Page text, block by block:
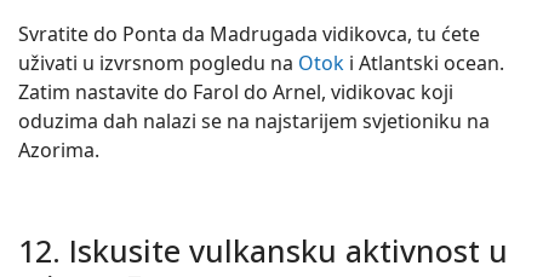
Svratite do Ponta da Madrugada vidikovca, tu ćete
uživati u izvrsnom pogledu na Otok i Atlantski ocean.
Zatim nastavite do Farol do Arnel, vidikovac koji
oduzima dah nalazi se na najstarijem svjetioniku na
Azorima.
12. Iskusite vulkansku aktivnost u